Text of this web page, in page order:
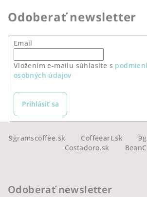
Odoberať newsletter
Email
Vložením e-mailu súhlasíte s
osobných údajov
Prihlásiť sa
9gramscoffee.sk Coffeeart.sk
Costadoro.sk
Odoberať newsletter